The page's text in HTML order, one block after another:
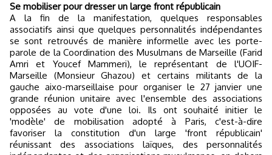
Se mobiliser pour dresser un large front républicain
A la fin de la manifestation, quelques responsables
associatifs ainsi que quelques personnalités indépendantes
se sont retrouvés de manière informelle avec les porte-
parole de la Coordination des Musulmans de Marseille (Farid
Amri et Youcef Mammeri), le représentant de l'UOIF-
Marseille (Monsieur Ghazou) et certains militants de la
gauche aixo-marseillaise pour organiser le 27 janvier une
grande réunion unitaire avec l'ensemble des associations
opposées au vote d'une loi. Ils ont souhaité initier le
'modèle' de mobilisation adopté à Paris, c'est-à-dire
favoriser la constitution d'un large 'front républicain'
réunissant des associations laïques, des personnalités